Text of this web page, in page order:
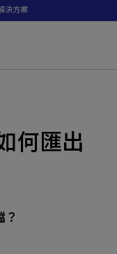
決方案
何匯出